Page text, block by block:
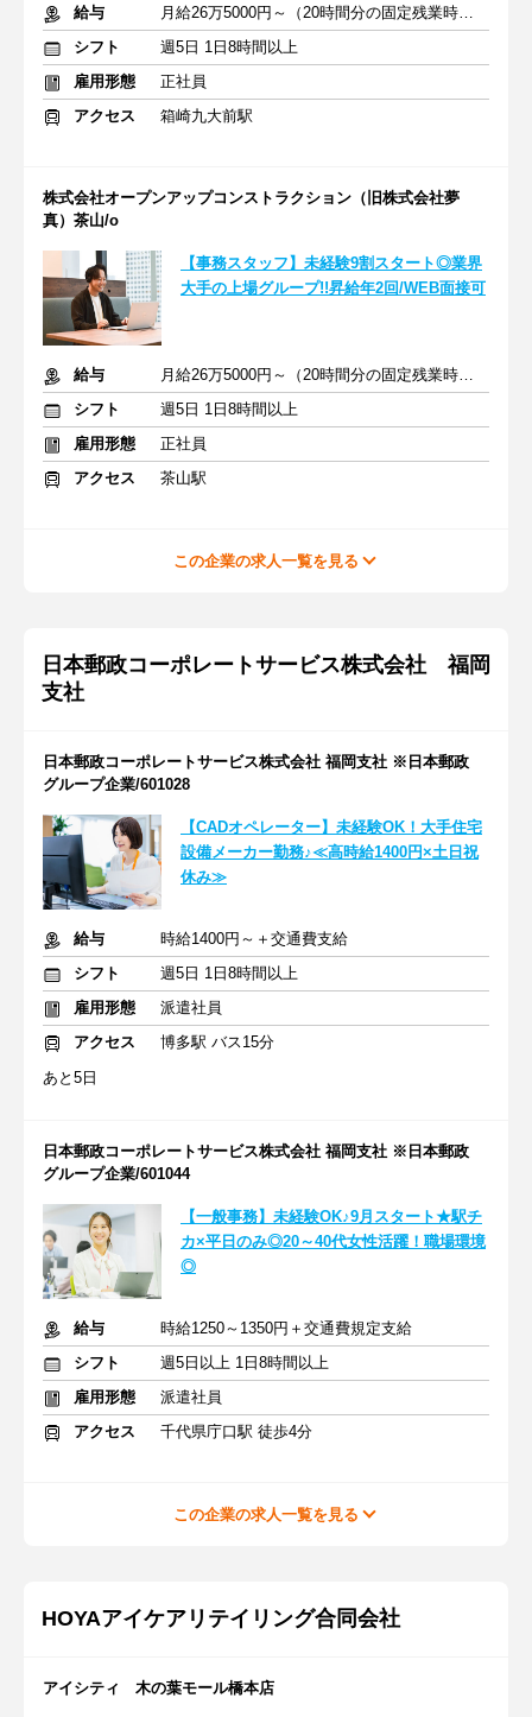
給与
月給26万5000円～（20時間分の固定残業時間代を含む）
シフト
週5日 1日8時間以上
雇用形態
正社員
アクセス
箱崎九大前駅
株式会社オープンアップコンストラクション（旧株式会社夢
真）茶山/o
【事務スタッフ】未経験9割スタート◎業界
大手の上場グループ!!昇給年2回/WEB面接可
給与
月給26万5000円～（20時間分の固定残業時間代を含む）
シフト
週5日 1日8時間以上
雇用形態
正社員
アクセス
茶山駅
この企業の求人一覧を見る
日本郵政コーポレートサービス株式会社 福岡
支社
日本郵政コーポレートサービス株式会社 福岡支社 ※日本郵政
グループ企業/601028
【CADオペレーター】未経験OK！大手住宅
設備メーカー勤務♪≪高時給1400円×土日祝
休み≫
給与
時給1400円～＋交通費支給
シフト
週5日 1日8時間以上
雇用形態
派遣社員
アクセス
博多駅 バス15分
あと5日
日本郵政コーポレートサービス株式会社 福岡支社 ※日本郵政
グループ企業/601044
【一般事務】未経験OK♪9月スタート★駅チ
カ×平日のみ◎20～40代女性活躍！職場環境
◎
給与
時給1250～1350円＋交通費規定支給
シフト
週5日以上 1日8時間以上
雇用形態
派遣社員
アクセス
千代県庁口駅 徒歩4分
この企業の求人一覧を見る
HOYAアイケアリテイリング合同会社
アイシティ 木の葉モール橋本店